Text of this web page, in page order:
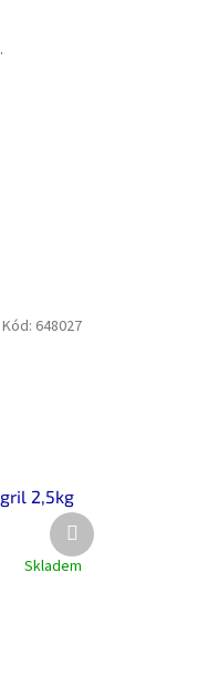
2,5kg
Skladem
Kód: 648027
Další
produkt